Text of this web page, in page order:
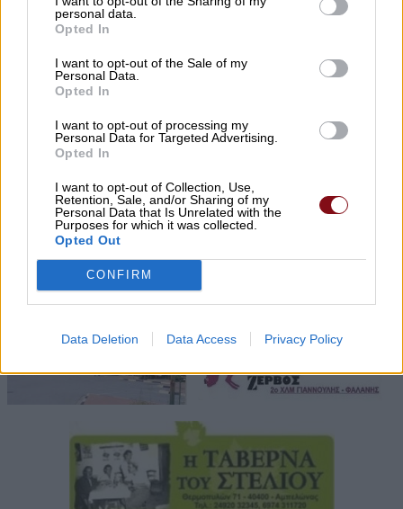
personal data.
Opted In
I want to opt-out of the Sale of my
Personal Data.
Opted In
I want to opt-out of processing my
Personal Data for Targeted Advertising.
Opted In
I want to opt-out of Collection, Use,
Retention, Sale, and/or Sharing of my
Personal Data that Is Unrelated with the
Purposes for which it was collected.
Opted Out
CONFIRM
Data Deletion Data Access Privacy Policy
Δηλώσεις συμμετοχής για τα Masterclasses
στη Γιορτή Κρασιού Αμπελώνα 2026